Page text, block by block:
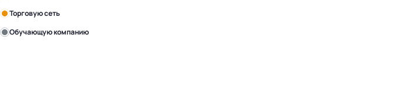
Торговую сеть
Обучающую компанию